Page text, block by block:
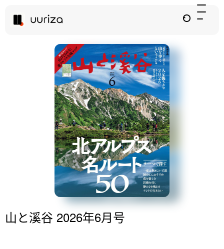
山と溪谷 2026年6月号